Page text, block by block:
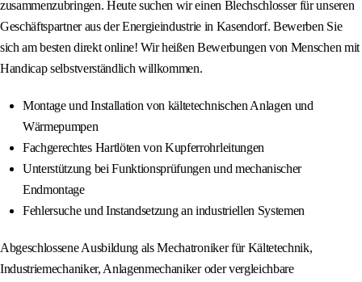
zusammenzubringen. Heute suchen wir einen Blechschlosser für unseren
Geschäftspartner aus der Energieindustrie in Kasendorf. Bewerben Sie
sich am besten direkt online! Wir heißen Bewerbungen von Menschen mit
Handicap selbstverständlich willkommen.
Montage und Installation von kältetechnischen Anlagen und
Wärmepumpen
Fachgerechtes Hartlöten von Kupferrohrleitungen
Unterstützung bei Funktionsprüfungen und mechanischer
Endmontage
Fehlersuche und Instandsetzung an industriellen Systemen
Abgeschlossene Ausbildung als Mechatroniker für Kältetechnik,
Industriemechaniker, Anlagenmechaniker oder vergleichbare